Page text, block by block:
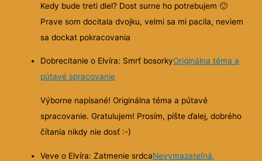
Kedy bude treti diel? Dost surne ho potrebujem🙂
Prave som docitala dvojku, velmi sa mi pacila, neviem
sa dockat pokracovania
Dobrecitanie o Elvíra: Smrť bosorkyOriginálna téma a
pútavé spracovanie
Výborne napísané! Originálna téma a pútavé
spracovanie. Gratulujem! Prosím, píšte ďalej, dobrého
čítania nikdy nie dosť :-)
Veve o Elvíra: Zatmenie srdcaNevymazateľná,